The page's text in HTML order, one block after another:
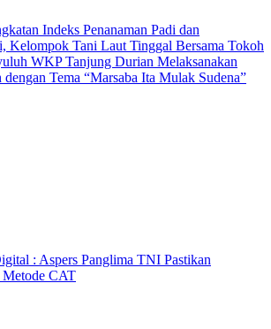
Indeks Penanaman Padi dan
Kelompok Tani Laut Tinggal Bersama Tokoh
WKP Tanjung Durian Melaksanakan
Tema “Marsaba Ita Mulak Sudena”
: Aspers Panglima TNI Pastikan
Metode CAT